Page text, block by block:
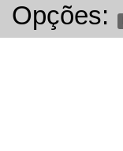
Opções: